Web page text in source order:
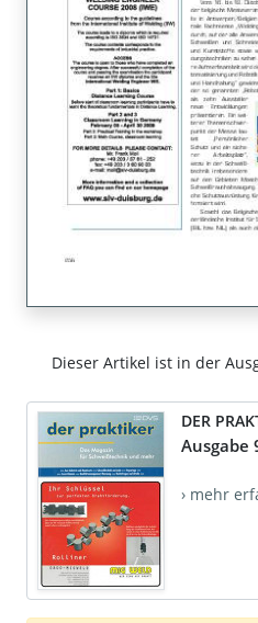
Dieser Artikel ist in der
DER
Ausgabe
› mehr